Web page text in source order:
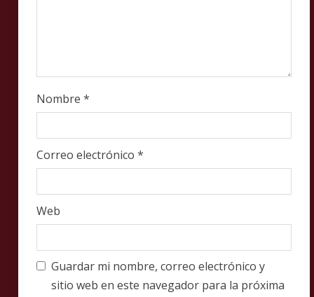
Nombre *
Correo electrónico *
Web
Guardar mi nombre, correo electrónico y
sitio web en este navegador para la próxima